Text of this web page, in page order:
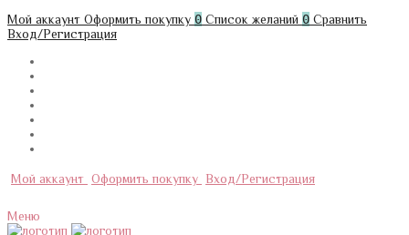
Мой аккаунт Оформить покупку 0 Список желаний 0 Сравнить
Вход/Регистрация
Мой аккаунт Оформить покупку Вход/Регистрация
Меню